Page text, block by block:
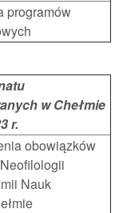
programów
w Chełmie
r.
obowiązków
Nauk